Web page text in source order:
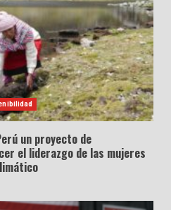
un proyecto de
el liderazgo de las mujeres